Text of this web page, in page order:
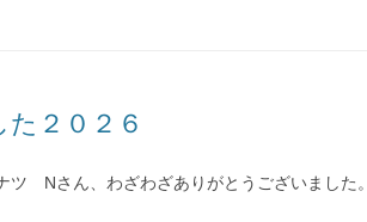
２０２６
ツ Nさん、わざわざありがとうございました。